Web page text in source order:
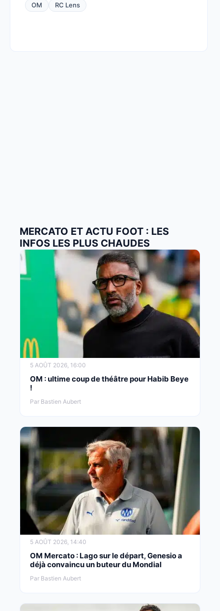
OM RC Lens
MERCATO ET ACTU FOOT : LES
INFOS LES PLUS CHAUDES
5 AOÛT 2026, 16:00
OM : ultime coup de théâtre pour Habib Beye
!
Par Bastien Aubert
5 AOÛT 2026, 14:40
OM Mercato : Lago sur le départ, Genesio a
déjà convaincu un buteur du Mondial
Par Bastien Aubert